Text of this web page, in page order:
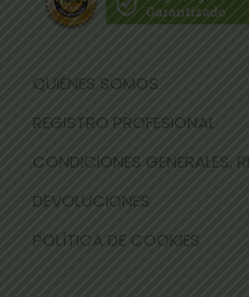
QUIÉNES SOMOS
REGISTRO PROFESIONAL
CONDICIONES GENERALES,
DEVOLUCIONES
POLÍTICA DE COOKIES